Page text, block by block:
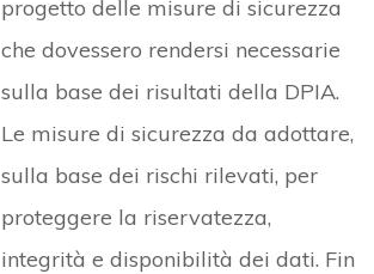
progetto delle misure di sicurezza
che dovessero rendersi necessarie
sulla base dei risultati della DPIA.
Le misure di sicurezza da adottare,
sulla base dei rischi rilevati, per
proteggere la riservatezza,
integrità e disponibilità dei dati. Fin